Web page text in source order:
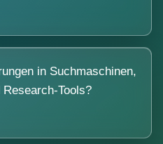
in Suchmaschinen,
Tools?